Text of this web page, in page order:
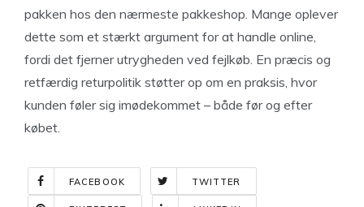
pakken hos den nærmeste pakkeshop. Mange oplever
dette som et stærkt argument for at handle online,
fordi det fjerner utrygheden ved fejlkøb. En præcis og
retfærdig returpolitik støtter op om en praksis, hvor
kunden føler sig imødekommet – både før og efter
købet.
FACEBOOK TWITTER